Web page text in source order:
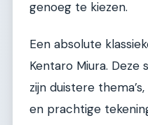
genoeg te kiezen.
Een absolute
Kentaro Miura.
zijn duistere
en prachtige